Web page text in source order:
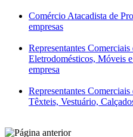
Comércio Atacadista de
empresas
Representantes
Eletrodomésticos, Móveis
empresa
Representantes
Têxteis, Vestuário,